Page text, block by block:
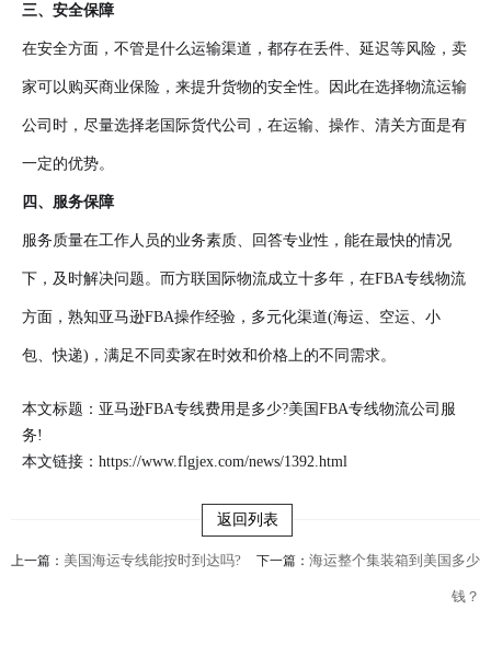
三、安全保障
在安全方面，不管是什么运输渠道，都存在丢件、延迟等风险，卖
家可以购买商业保险，来提升货物的安全性。因此在选择物流运输
公司时，尽量选择老国际货代公司，在运输、操作、清关方面是有
一定的优势。
四、服务保障
服务质量在工作人员的业务素质、回答专业性，能在最快的情况
下，及时解决问题。而方联国际物流成立十多年，在FBA专线物流
方面，熟知亚马逊FBA操作经验，多元化渠道(海运、空运、小
包、快递)，满足不同卖家在时效和价格上的不同需求。
本文标题：亚马逊FBA专线费用是多少?美国FBA专线物流公司服
务!
本文链接： https://www.flgjex.com/news/1392.html
返回列表
上一篇： 美国海运专线能按时到达吗? 下一篇： 海运整个集装箱到美国多少
钱？